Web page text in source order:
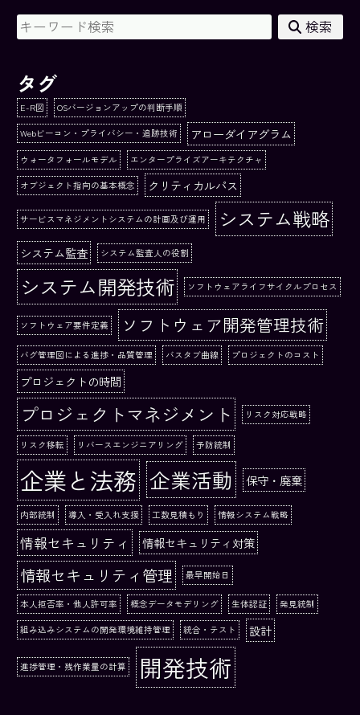
検索
タグ
E-R図 OSバージョンアップの判断手順
Webビーコン・プライバシー・追跡技術 アローダイアグラム
ウォータフォールモデル エンタープライズアーキテクチャ
オブジェクト指向の基本概念 クリティカルパス
サービスマネジメントシステムの計画及び運用 システム戦略
システム監査 システム監査人の役割
システム開発技術 ソフトウェアライフサイクルプロセス
ソフトウェア要件定義 ソフトウェア開発管理技術
バグ管理図による進捗・品質管理 バスタブ曲線 プロジェクトのコスト
プロジェクトの時間
プロジェクトマネジメント リスク対応戦略
リスク移転 リバースエンジニアリング 予防統制
企業と法務 企業活動 保守・廃棄
内部統制 導入・受入れ支援 工数見積もり 情報システム戦略
情報セキュリティ 情報セキュリティ対策
情報セキュリティ管理 最早開始日
本人拒否率・他人許可率 概念データモデリング 生体認証 発見統制
組み込みシステムの開発環境維持管理 統合・テスト 設計
進捗管理・残作業量の計算 開発技術